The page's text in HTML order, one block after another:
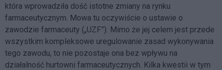
która wprowadziła dość istotne zmiany na rynku
farmaceutycznym. Mowa tu oczywiście o ustawie o
zawodzie farmaceuty („UZF”). Mimo że jej celem jest przede
wszystkim kompleksowe uregulowanie zasad wykonywania
tego zawodu, to nie pozostaje ona bez wpływu na
działalność hurtowni farmaceutycznych. Kilka kwestii w tym